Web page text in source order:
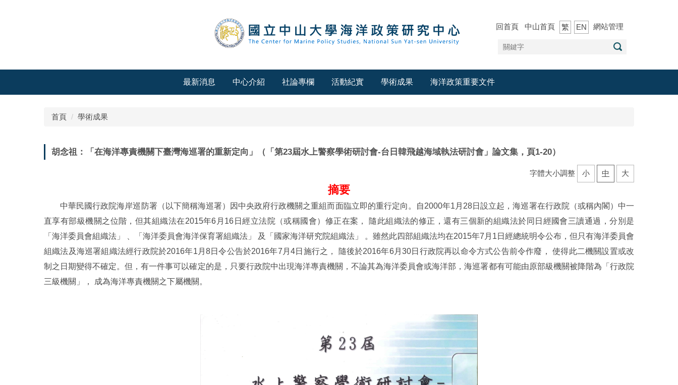
回首頁 中山首頁 繁 EN 網站管理
最新消息 中心介紹 社論專欄 活動紀實 學術成果 海洋政策重要文件
首頁 學術成果
胡念祖：「在海洋專責機關下臺灣海巡署的重新定向」（「第23屆水上警察學術研討會-台日韓飛越海域執法研討會」論文集，頁1-20）
字體大小調整 小 中 大
摘要
中華民國行政院海岸巡防署（以下簡稱海巡署）因中央政府行政機關之重組而面臨立即的重行定向。自2000年1月28日設立起，海巡署在行政院（或稱內閣）中一
直享有部級機關之位階，但其組織法在2015年6月16日經立法院（或稱國會）修正在案， 隨此組織法的修正，還有三個新的組織法於同日經國會三讀通過，分別是
「海洋委員會組織法」 、「海洋委員會海洋保育署組織法」 及「國家海洋研究院組織法」 。雖然此四部組織法均在2015年7月1日經總統明令公布，但只有海洋委員會
組織法及海巡署組織法經行政院於2016年1月8日令公告於2016年7月4日施行之， 隨後於2016年6月30日行政院再以命令方式公告前令作廢， 使得此二機關設置或改
制之日期變得不確定。但，有一件事可以確定的是，只要行政院中出現海洋專責機關，不論其為海洋委員會或海洋部，海巡署都有可能由原部級機關被降階為「行政院
三級機關」， 成為海洋專責機關之下屬機關。